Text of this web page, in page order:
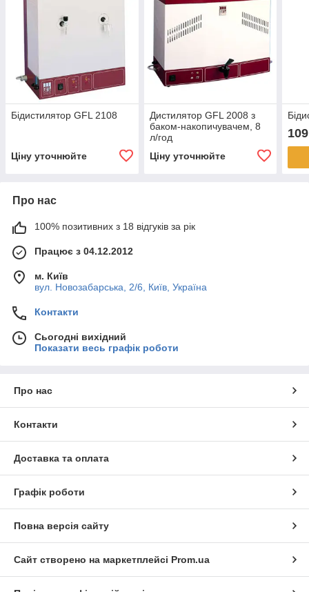
Бідистилятор GFL 2108
Ціну уточнюйте
Дистилятор GFL 2008 з
баком-накопичувачем, 8
л/год
Ціну уточнюйте
Про нас
100% позитивних з 18 відгуків за рік
Працює з 04.12.2012
м. Київ
вул. Новозабарська, 2/6, Київ, Україна
Контакти
Сьогодні вихідний
Показати весь графік роботи
Про нас
Контакти
Доставка та оплата
Графік роботи
Повна версія сайту
Сайт створено на маркетплейсі Prom.ua